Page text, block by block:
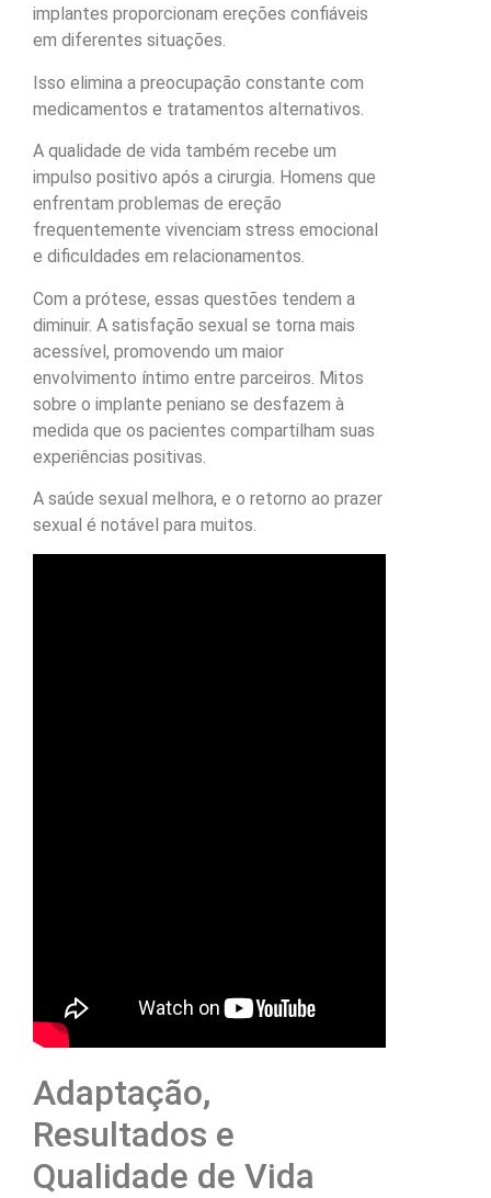
implantes proporcionam ereções confiáveis
em diferentes situações.
Isso elimina a preocupação constante com
medicamentos e tratamentos alternativos.
A qualidade de vida também recebe um
impulso positivo após a cirurgia. Homens que
enfrentam problemas de ereção
frequentemente vivenciam stress emocional
e dificuldades em relacionamentos.
Com a prótese, essas questões tendem a
diminuir. A satisfação sexual se torna mais
acessível, promovendo um maior
envolvimento íntimo entre parceiros. Mitos
sobre o implante peniano se desfazem à
medida que os pacientes compartilham suas
experiências positivas.
A saúde sexual melhora, e o retorno ao prazer
sexual é notável para muitos.
Adaptação,
Resultados e
Qualidade de Vida